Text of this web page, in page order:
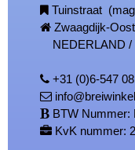
Tuinstraat
Zwaagdijk-Oost
NEDERLAND /
+31 (0)6-547
BTW Nummer:
KvK nummer: